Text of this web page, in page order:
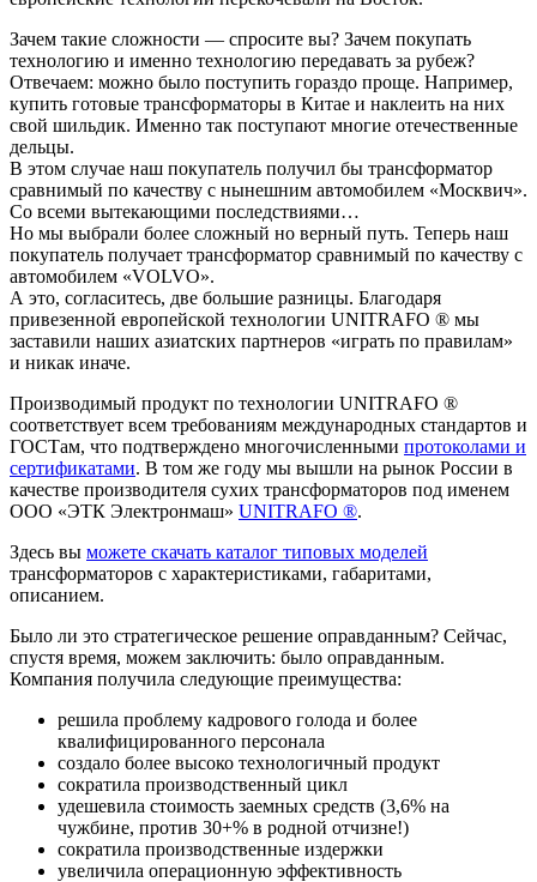
Зачем такие сложности — спросите вы? Зачем покупать
технологию и именно технологию передавать за рубеж?
Отвечаем: можно было поступить гораздо проще. Например,
купить готовые трансформаторы в Китае и наклеить на них
свой шильдик. Именно так поступают многие отечественные
дельцы.
В этом случае наш покупатель получил бы трансформатор
сравнимый по качеству с нынешним автомобилем «Москвич».
Со всеми вытекающими последствиями…
Но мы выбрали более сложный но верный путь. Теперь наш
покупатель получает трансформатор сравнимый по качеству с
автомобилем «VOLVO».
А это, согласитесь, две большие разницы. Благодаря
привезенной европейской технологии UNITRAFO ® мы
заставили наших азиатских партнеров «играть по правилам»
и никак иначе.
Производимый продукт по технологии UNITRAFO ®
соответствует всем требованиям международных стандартов и
ГОСТам, что подтверждено многочисленными протоколами и
сертификатами. В том же году мы вышли на рынок России в
качестве производителя сухих трансформаторов под именем
ООО «ЭТК Электронмаш» UNITRAFO ®.
Здесь вы можете скачать каталог типовых моделей
трансформаторов с характеристиками, габаритами,
описанием.
Было ли это стратегическое решение оправданным? Сейчас,
спустя время, можем заключить: было оправданным.
Компания получила следующие преимущества:
решила проблему кадрового голода и более
квалифицированного персонала
создало более высоко технологичный продукт
сократила производственный цикл
удешевила стоимость заемных средств (3,6% на
чужбине, против 30+% в родной отчизне!)
сократила производственные издержки
увеличила операционную эффективность